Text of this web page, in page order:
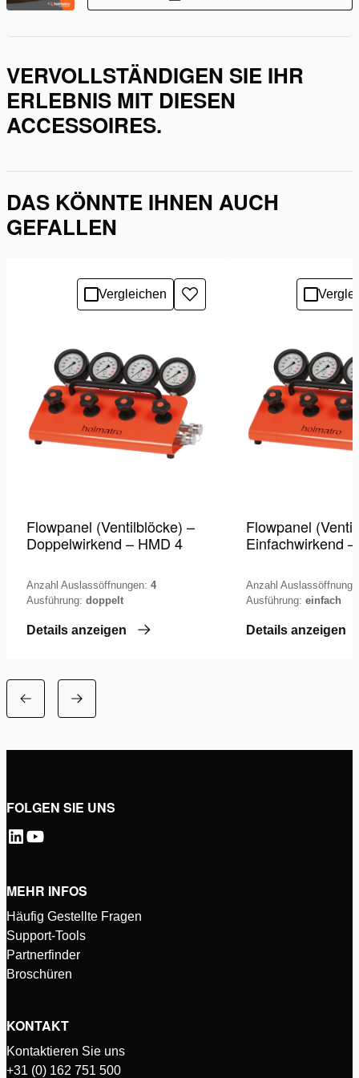
VERVOLLSTÄNDIGEN SIE IHR
ERLEBNIS MIT DIESEN
ACCESSOIRES.
DAS KÖNNTE IHNEN AUCH
GEFALLEN
Vergleichen
Zur
Wunschliste
Flowpanel (Ventilblöcke) –
Doppelwirkend – HMD 4
Anzahl Auslassöffnungen: 4
Ausführung: doppelt
Details anzeigen
Flowpanel
Einfachwirkend
Anzahl
Ausführung: einfach
Details anzeigen
FOLGEN SIE UNS
MEHR INFOS
Häufig Gestellte Fragen
Support-Tools
Partnerfinder
Broschüren
KONTAKT
Kontaktieren Sie uns
+31 (0) 162 751 500